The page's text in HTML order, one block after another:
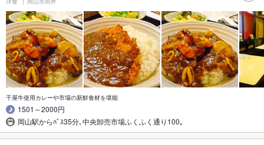
千屋牛使用カレーや市場の新鮮食材を堪能
1501～2000円
岡山駅からﾊﾞｽ35分､中央卸売市場ふくふく通り100｡